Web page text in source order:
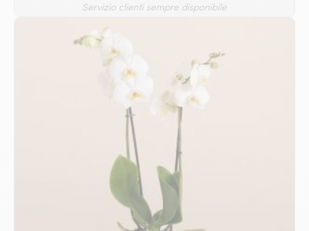
Servizio clienti sempre disponibile